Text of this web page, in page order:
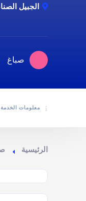
الجبيل
صباغ
معلومات الخدمة
الرئيسية